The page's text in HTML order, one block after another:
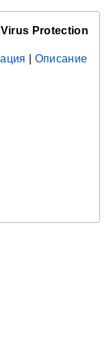
Protection
Описание